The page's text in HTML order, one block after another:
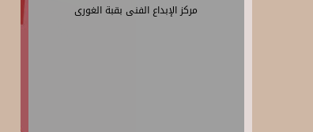
مركز الإبداع الفنى بقبة الغورى